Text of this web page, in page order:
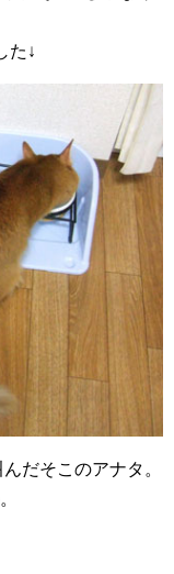
た↓
だそこのアナタ。